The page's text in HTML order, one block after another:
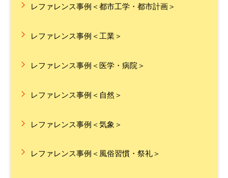
レファレンス事例＜都市工学・都市計画＞
レファレンス事例＜工業＞
レファレンス事例＜医学・病院＞
レファレンス事例＜自然＞
レファレンス事例＜気象＞
レファレンス事例＜風俗習慣・祭礼＞